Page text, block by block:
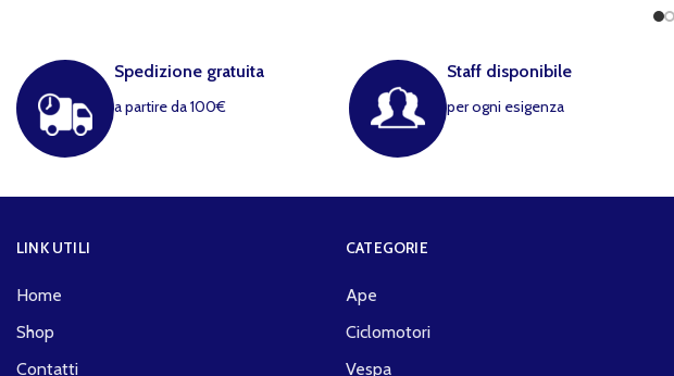
Spedizione gratuita
a partire da 100€
Staff disponibile
per ogni esigenza
LINK UTILI
Home
Shop
Contatti
CATEGORIE
Ape
Ciclomotori
Vespa